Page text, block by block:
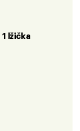
1 lžička